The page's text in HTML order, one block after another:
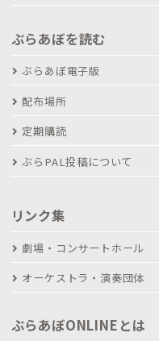
ぶらあぼを読む
ぶらあぼ電子版
配布場所
定期購読
ぶらPAL投稿について
リンク集
劇場・コンサートホール
オーケストラ・演奏団体
ぶらあぼONLINEとは